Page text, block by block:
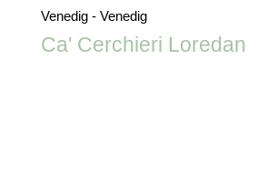
Venedig - Venedig
Ca' Cerchieri Loredan